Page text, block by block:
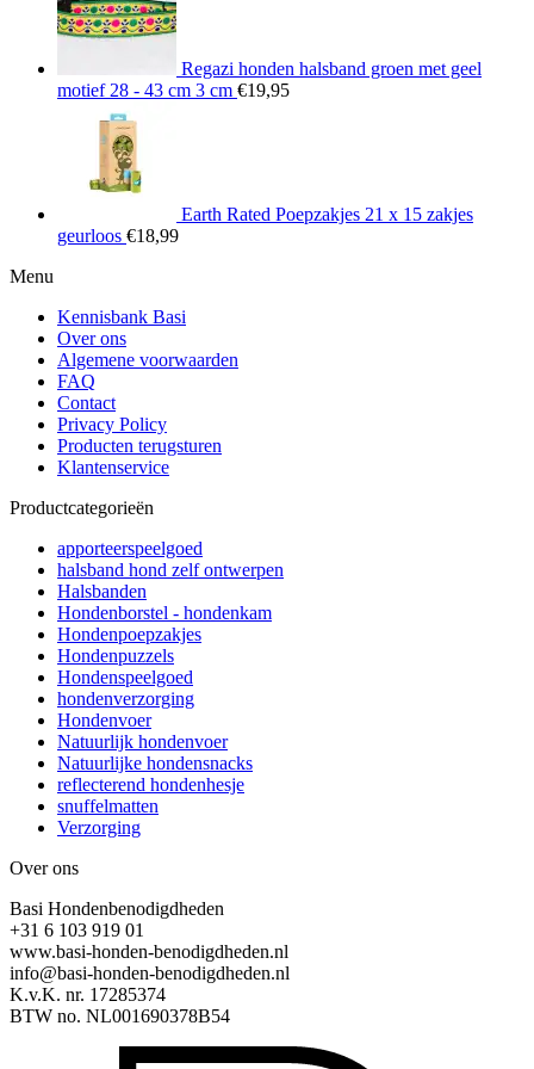
Regazi honden halsband groen met geel
motief 28 - 43 cm 3 cm €19,95
Earth Rated Poepzakjes 21 x 15 zakjes
geurloos €18,99
Menu
Kennisbank Basi
Over ons
Algemene voorwaarden
FAQ
Contact
Privacy Policy
Producten terugsturen
Klantenservice
Productcategorieën
apporteerspeelgoed
halsband hond zelf ontwerpen
Halsbanden
Hondenborstel - hondenkam
Hondenpoepzakjes
Hondenpuzzels
Hondenspeelgoed
hondenverzorging
Hondenvoer
Natuurlijk hondenvoer
Natuurlijke hondensnacks
reflecterend hondenhesje
snuffelmatten
Verzorging
Over ons
Basi Hondenbenodigdheden
+31 6 103 919 01
www.basi-honden-benodigdheden.nl
info@basi-honden-benodigdheden.nl
K.v.K. nr. 17285374
BTW no. NL001690378B54